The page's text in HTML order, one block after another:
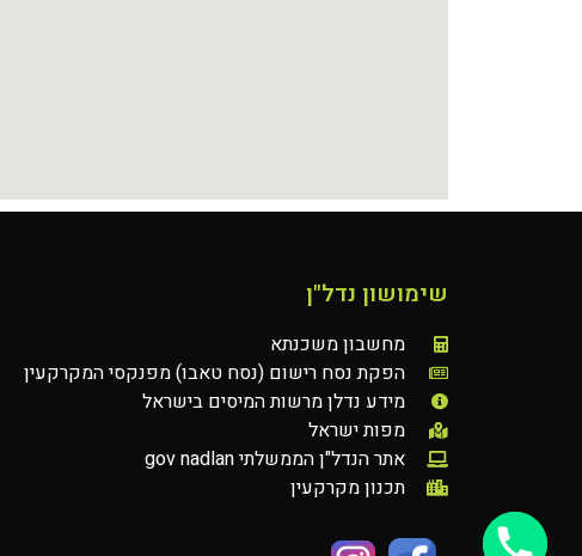
שימושון נדל"ן
מחשבון משכנתא
הפקת נסח רישום (נסח טאבו) מפנקסי המקרקעין
מידע נדלן מרשות המיסים בישראל
מפות ישראל
אתר הנדל"ן הממשלתי gov nadlan
תכנון מקרקעין